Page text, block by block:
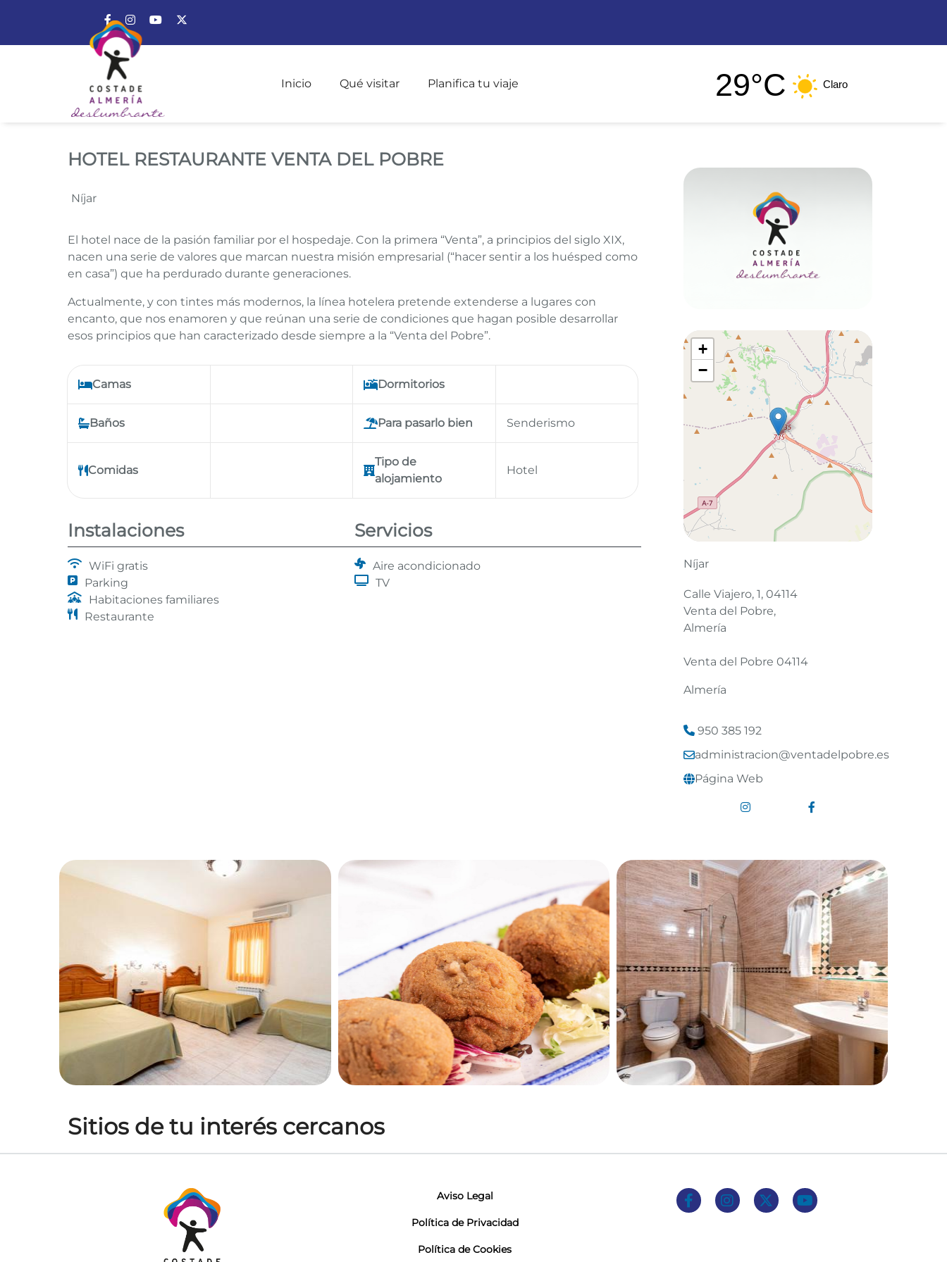
Enlace a Facebook
Enlace a Instagram
Enlace a Youtube Channel
Inicio Qué visitar Planifica tu viaje 29°C Claro
HOTEL RESTAURANTE VENTA DEL POBRE
HOTEL RESTAURANTE VENTA DEL POBRE
Níjar
El hotel nace de la pasión familiar por el hospedaje. Con la primera “Venta”, a principios del siglo XIX,
nacen una serie de valores que marcan nuestra misión empresarial (“hacer sentir a los huésped como
en casa”) que ha perdurado durante generaciones.
Actualmente, y con tintes más modernos, la línea hotelera pretende extenderse a lugares con
encanto, que nos enamoren y que reúnan una serie de condiciones que hagan posible desarrollar
esos principios que han caracterizado desde siempre a la “Venta del Pobre”.
Camas Dormitorios
Baños Para pasarlo bien Senderismo
Comidas
Tipo de
alojamiento
Hotel
Instalaciones
WiFi gratis
Parking
Habitaciones familiares
Restaurante
Servicios
Aire acondicionado
TV
+
−
Níjar
Calle Viajero, 1, 04114
Venta del Pobre,
Almería
Venta del Pobre 04114
Almería
950 385 192
administracion@ventadelpobre.es
Página Web
Enlace a InstagramEnlace a Facebook
Sitios de tu interés cercanos
Aviso Legal
Política de Privacidad
Política de Cookies
Enlace a Facebook
Enlace a Instagram
Enlace a X (Twitter)
Enlace a Youtube Channel